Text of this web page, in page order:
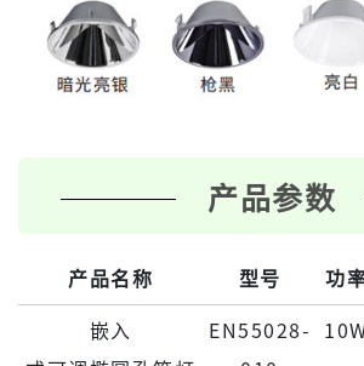
产品参数
产品名称 型号 功
嵌⼊
EN55028-